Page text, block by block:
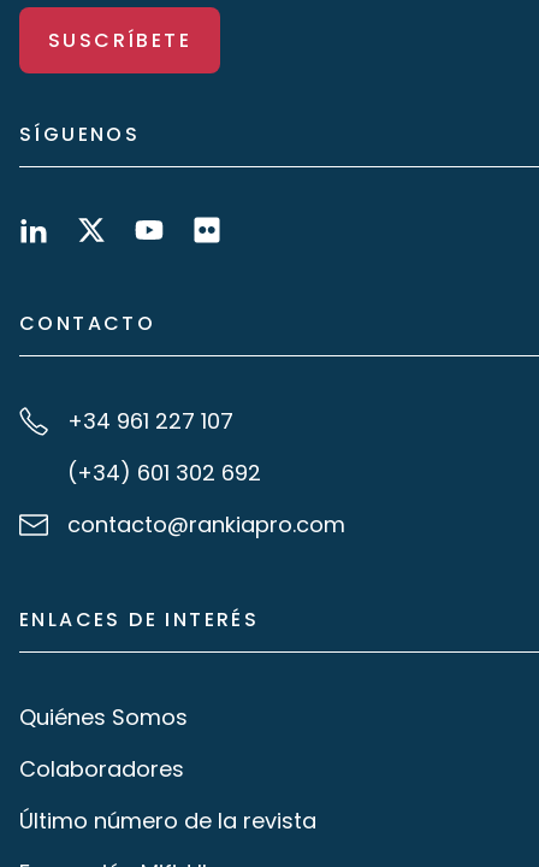
SUSCRÍBETE
SÍGUENOS
CONTACTO
+34 961 227 107
(+34) 601 302 692
contacto@rankiapro.com
ENLACES DE INTERÉS
Quiénes Somos
Colaboradores
Último número de la revista